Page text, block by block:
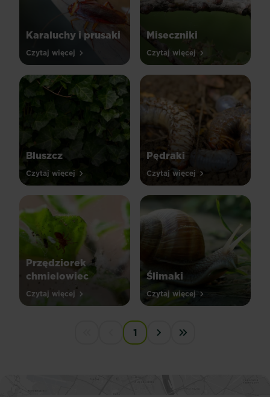
Karaluchy i prusaki
Czytaj więcej
Miseczniki
Czytaj więcej
Bluszcz
Czytaj więcej
Pędraki
Czytaj więcej
Przędziorek
chmielowiec
Czytaj więcej
Ślimaki
Czytaj więcej
First disabled
Previous disabled
1